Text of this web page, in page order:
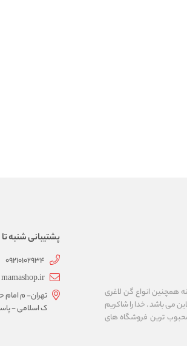
زیر زنانه و مردانه همچنین انواع گن لاغری
می باشد . خدا را شاکریم
ترین فروشگاه های
پشتیبانی شنبه تا
09210102934
تهران- م
ک اسلامی -